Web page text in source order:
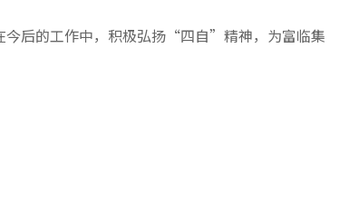
今后的工作中，积极弘扬“四自”精神，为富临集